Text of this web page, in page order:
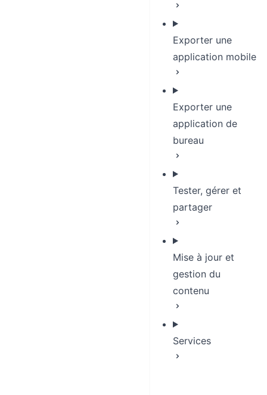
Exporter une
application mobile
Exporter une
application de
bureau
Tester, gérer et
partager
Mise à jour et
gestion du
contenu
Services